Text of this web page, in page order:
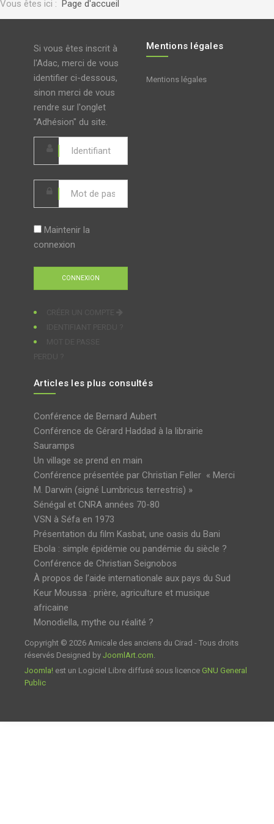
Vous êtes ici : Page d'accueil
Si vous êtes inscrit à
l'Adac, merci de vous
identifier ci-dessous,
sinon merci de vous
rendre sur l'onglet
"Adhésion" du site.
Maintenir la
connexion
Mentions légales
Mentions légales
Articles les plus consultés
Conférence de Bernard Aubert
Conférence de Gérard Haddad à la librairie
Sauramps
Un village se prend en main
Conférence présentée par Christian Feller « Merci
M. Darwin (signé Lumbricus terrestris) »
Sénégal et CNRA années 70-80
VSN à Séfa en 1973
Présentation du film Kasbat, une oasis du Bani
Ebola : simple épidémie ou pandémie du siècle ?
Conférence de Christian Seignobos
À propos de l’aide internationale aux pays du Sud
Keur Moussa : prière, agriculture et musique
africaine
Monodiella, mythe ou réalité ?
Copyright © 2026 Amicale des anciens du Cirad - Tous droits
réservés Designed by JoomlArt.com.
Joomla! est un Logiciel Libre diffusé sous licence GNU General
Public